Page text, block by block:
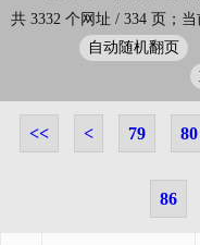
共 3332 个网址 / 334 页；
自动随机翻页
<< < 79 80
86